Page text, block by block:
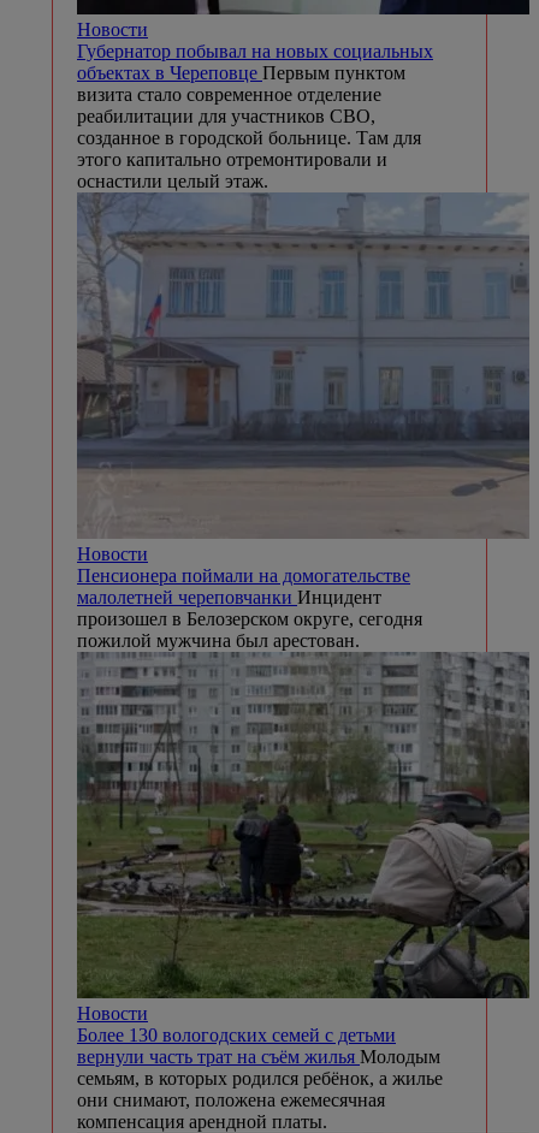
Новости
Губернатор побывал на новых социальных
объектах в Череповце Первым пунктом
визита стало современное отделение
реабилитации для участников СВО,
созданное в городской больнице. Там для
этого капитально отремонтировали и
оснастили целый этаж.
Новости
Пенсионера поймали на домогательстве
малолетней череповчанки Инцидент
произошел в Белозерском округе, сегодня
пожилой мужчина был арестован.
Новости
Более 130 вологодских семей с детьми
вернули часть трат на съём жилья Молодым
семьям, в которых родился ребёнок, а жилье
они снимают, положена ежемесячная
компенсация арендной платы.